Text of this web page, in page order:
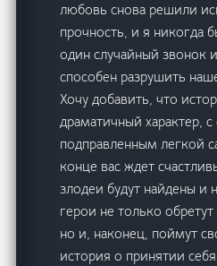
любовь снова решили
прочность, и я никогда
один случайный звонок
способен разрушить
Хочу добавить, что
драматичный характер,
подправленным легкой
конце вас ждет
злодеи будут найдены и
герои не только
но и, наконец, поймут
история о принятии